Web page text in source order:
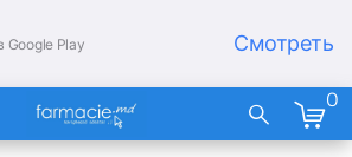
Google Play Смотреть
0